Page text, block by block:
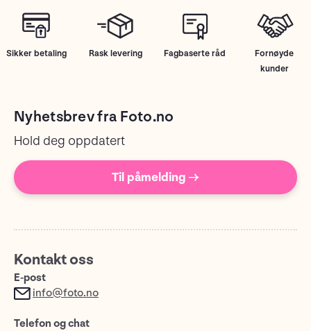
Sikker betaling Rask levering Fagbaserte råd
Fornøyde
kunder
Nyhetsbrev fra Foto.no
Hold deg oppdatert
Til påmelding →
Kontakt oss
E-post
info@foto.no
Telefon og chat